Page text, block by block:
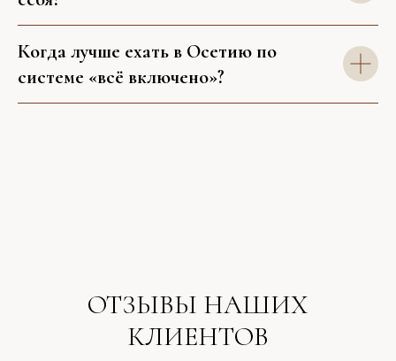
Когда лучше ехать в Осетию по
системе «всё включено»?
ОТЗЫВЫ НАШИХ
КЛИЕНТОВ